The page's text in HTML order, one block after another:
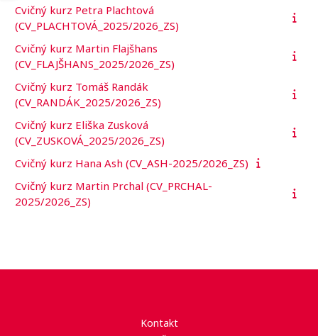
Cvičný kurz Petra Plachtová
(CV_PLACHTOVÁ_2025/2026_ZS)
Cvičný kurz Martin Flajšhans
(CV_FLAJŠHANS_2025/2026_ZS)
Cvičný kurz Tomáš Randák
(CV_RANDÁK_2025/2026_ZS)
Cvičný kurz Eliška Zusková
(CV_ZUSKOVÁ_2025/2026_ZS)
Cvičný kurz Hana Ash (CV_ASH-2025/2026_ZS)
Cvičný kurz Martin Prchal (CV_PRCHAL-
2025/2026_ZS)
Kontakt